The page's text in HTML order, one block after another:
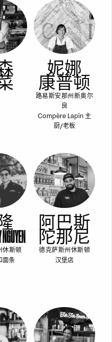
妮娜
康普顿
路易斯安那州新奥尔
良
Compère Lapin 主
厨/老板
休斯顿
面条
阿巴斯
陀那尼
德克萨斯州休斯顿
汉堡店